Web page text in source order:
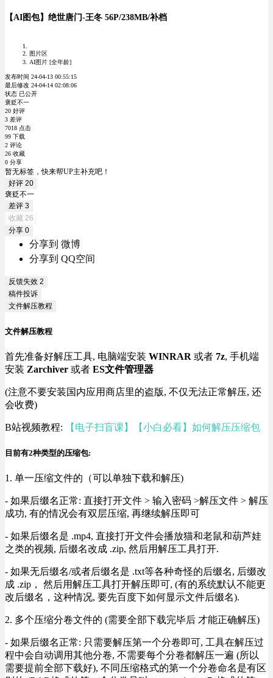
【AI图包】绝世唐门-王冬 56P/238MB/补档
图片区
AI图片 [全年龄]
发布时间 24-04-13 00:55:15
最后修改 24-04-14 02:08:06
状态 已公开
褒贬不一
20 好评
3 差评
7018 点击
99 下载
2 评论
26 收藏
0 分享
暂无标签，快来帮UP主补充吧！
好评 20
褒贬不一
差评 3
收藏 26
分享 0
分享到 微博
分享到 QQ空间
反馈失效 2
稿件投诉
文件解压教程
文件解压教程
首先准备好解压工具, 电脑端安装 WINRAR 或者 7z, 手机端
安装 Zarchiver 或者 ES文件管理器
(注意不要安装国内应用商店里的盗版, 不仅无法正常解压, 还
会收费)
B站视频教程: 【电子扫盲课】【小白必看】如何解压压缩包
目前有2种类型的压缩包:
1. 单一压缩文件的（可以单独下载和解压)
- 如果后缀名正常: 直接打开文件 > 输入密码 >解压文件 > 解压
成功, 有的情况会有双层压缩, 再继续解压即可
- 如果后缀名是 .mp4, 直接打开文件会播放猫和老鼠和葫芦娃
之类的视频, 后缀名改成 .zip, 然后用解压工具打开.
- 如果无后缀名/或者后缀名是 .txt等各种奇怪的后缀名, 后缀改
成 .zip， 然后用解压工具打开解压即可, (有的系统默认不能更
改后缀名，这种情况, 要先百度下如何显示文件后缀名).
2. 多个压缩分卷文件的 (需要全部下载完毕后 才能正确解压)
- 如果后缀名正常: 只需要解压第一个分卷即可, 工具在解压过
程中会自动调用其他分卷, 不需要每个分卷都解压一遍 (所以
需要提前全部下载好), 不同压缩格式的第一个分卷命名是有区